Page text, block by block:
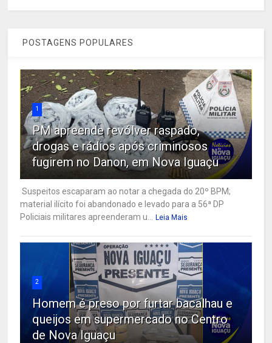
POSTAGENS POPULARES
1
PM apreende revólver raspado,
drogas e rádios após criminosos
fugirem no Danon, em Nova Iguaçu
Suspeitos escaparam ao notar a chegada do 20º BPM;
material ilícito foi abandonado e levado para a 56ª DP
Policiais militares apreenderam u...
Leia Mais
2
Homem é preso por furtar bacalhau e
queijos em supermercado no Centro
de Nova Iguaçu